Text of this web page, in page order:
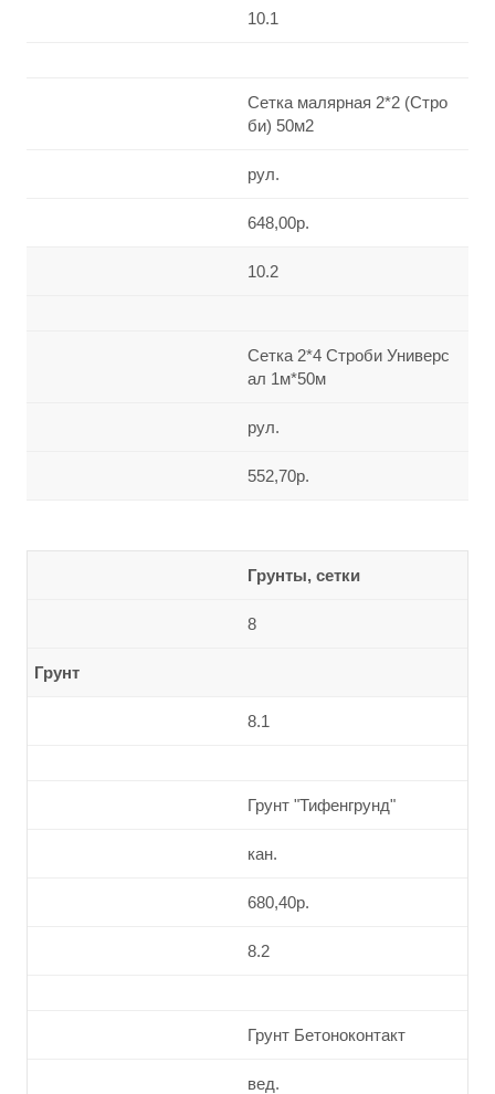
10.1
Сетка малярная 2*2 (Стро
би) 50м2
рул.
648,00р.
10.2
Сетка 2*4 Строби Универс
ал 1м*50м
рул.
552,70р.
Грунты, сетки
8
Грунт
8.1
Грунт "Тифенгрунд"
кан.
680,40р.
8.2
Грунт Бетоноконтакт
вед.